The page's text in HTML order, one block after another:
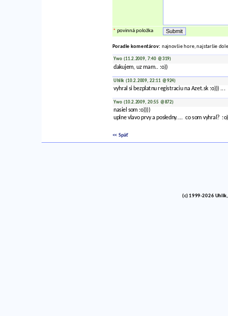
* povinná položka
Poradie komentárov: najnovšie hore, najstaršie dole
Ywo (11.2.2009, 7:40 @319)
dakujem, uz mam.. :o))
Uhlik (10.2.2009, 22:11 @924)
vyhral si bezplatnu registraciu na Azet.sk :o))) ...
Ywo (10.2.2009, 20:55 @872)
nasiel som :o))))
uplne vlavo prvy a posledny.... co som vyhral?
<< Späť
(c) 1999-2026 Uhlik,